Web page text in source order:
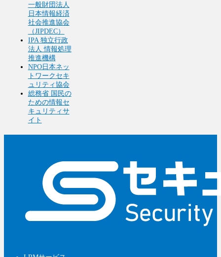
一般財団法人
日本情報経済
社会推進協会
（JIPDEC）
IPA 独立行政
法人 情報処理
推進機構
NPO日本ネッ
トワークセキ
ュリティ協会
総務省 国民の
ための情報セ
キュリティサ
イト